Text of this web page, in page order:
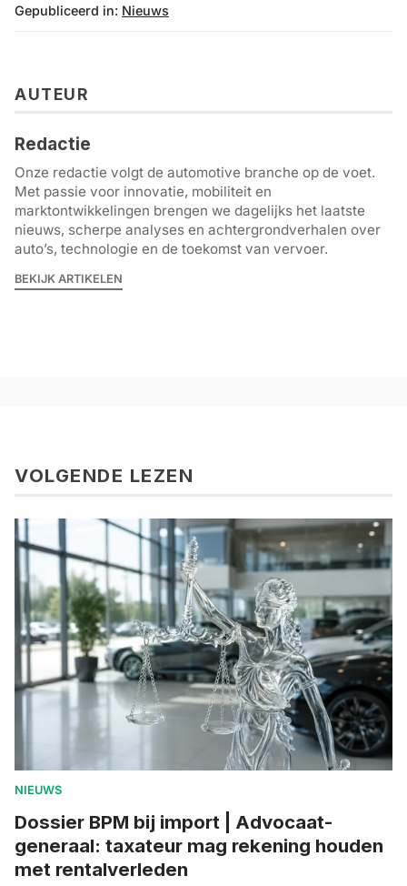
Gepubliceerd in: Nieuws
AUTEUR
Redactie
Onze redactie volgt de automotive branche op de voet.
Met passie voor innovatie, mobiliteit en
marktontwikkelingen brengen we dagelijks het laatste
nieuws, scherpe analyses en achtergrondverhalen over
auto’s, technologie en de toekomst van vervoer.
BEKIJK ARTIKELEN
VOLGENDE LEZEN
NIEUWS
Dossier BPM bij import | Advocaat-
generaal: taxateur mag rekening houden
met rentalverleden